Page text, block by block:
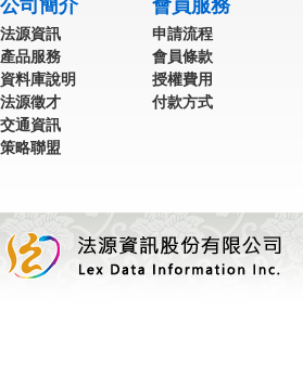
公司簡介
法源資訊
產品服務
資料庫說明
法源徵才
交通資訊
策略聯盟
會員服務
申請流程
會員條款
授權費用
付款方式